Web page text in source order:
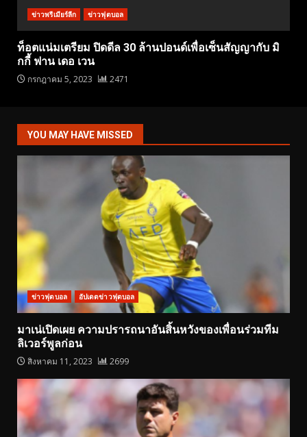
ข่าวพรีเมียร์ลีก ข่าวฟุตบอล
ท็อตแน่มเตรียม ปิดดีล 30 ล้านปอนด์เพื่อเซ็นสัญญากับ มิ
กกี้ ฟาน เดอ เวน
กรกฎาคม 5, 2023 2471
YOU MAY HAVE MISSED
ข่าวฟุตบอล อัปเดตข่าวฟุตบอล
มาเน่เปิดเผย ความปรารถนาอันสิ้นหวังของเพื่อนร่วมทีม
ลิเวอร์พูลก่อน
สิงหาคม 11, 2023 2699